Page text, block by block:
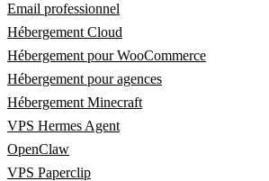
Email professionnel
Hébergement Cloud
Hébergement pour WooCommerce
Hébergement pour agences
Hébergement Minecraft
VPS Hermes Agent
OpenClaw
VPS Paperclip